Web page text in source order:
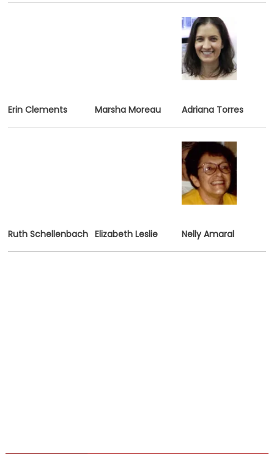
Erin Clements Marsha Moreau Adriana Torres
Ruth Schellenbach Elizabeth Leslie Nelly Amaral